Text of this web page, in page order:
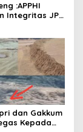
:APPHI
Integritas JPU
dan Gakkum
Kepada